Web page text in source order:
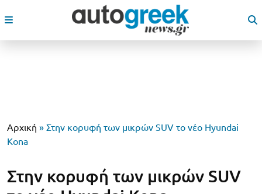
Αρχική » Στην κορυφή των μικρών SUV το νέο Hyundai
Kona
Στην κορυφή των μικρών SUV